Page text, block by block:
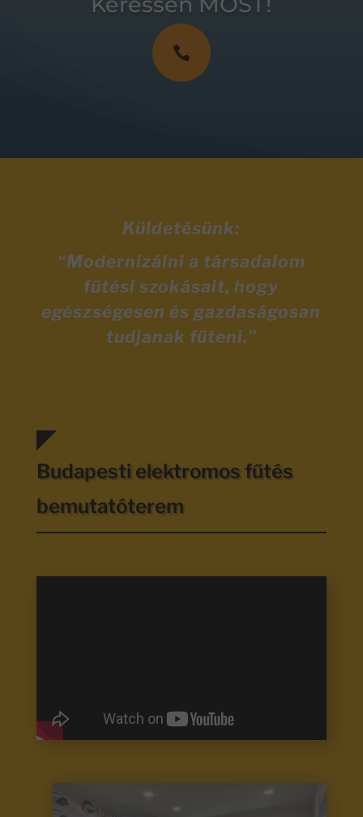

Küldetésünk:
“Modernizálni a társadalom
fűtési szokásait, hogy
egészségesen és gazdaságosan
tudjanak fűteni.”
Budapesti elektromos fűtés
bemutatóterem